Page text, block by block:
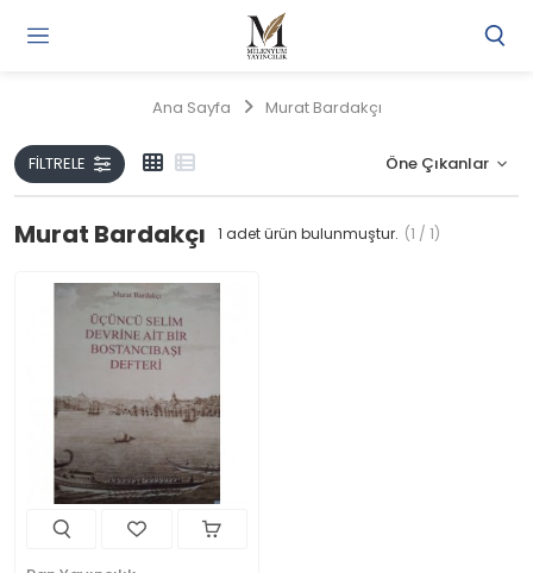
Ana Sayfa Murat Bardakçı
FILTRELE
Murat Bardakçı 1 adet ürün bulunmuştur. (1 / 1)